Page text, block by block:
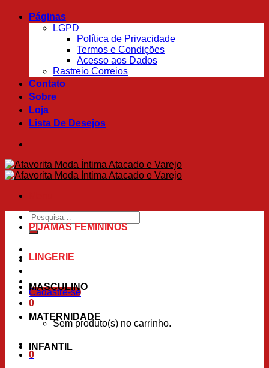
Skip
Páginas
LGPD
Política de Privacidade
Termos e Condições
Acesso aos Dados
Rastreio Correios
Contato
Sobre
Loja
Lista De Desejos
Pesquisar
por:
Cadastre-se
0
Sem produto(s) no carrinho.
0
PIJAMAS FEMININOS
LINGERIE
MASCULINO
MATERNIDADE
INFANTIL